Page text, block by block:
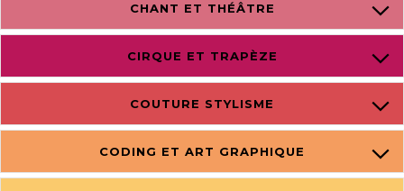
CHANT ET THÉÂTRE
CIRQUE ET TRAPÈZE
COUTURE STYLISME
CODING ET ART GRAPHIQUE